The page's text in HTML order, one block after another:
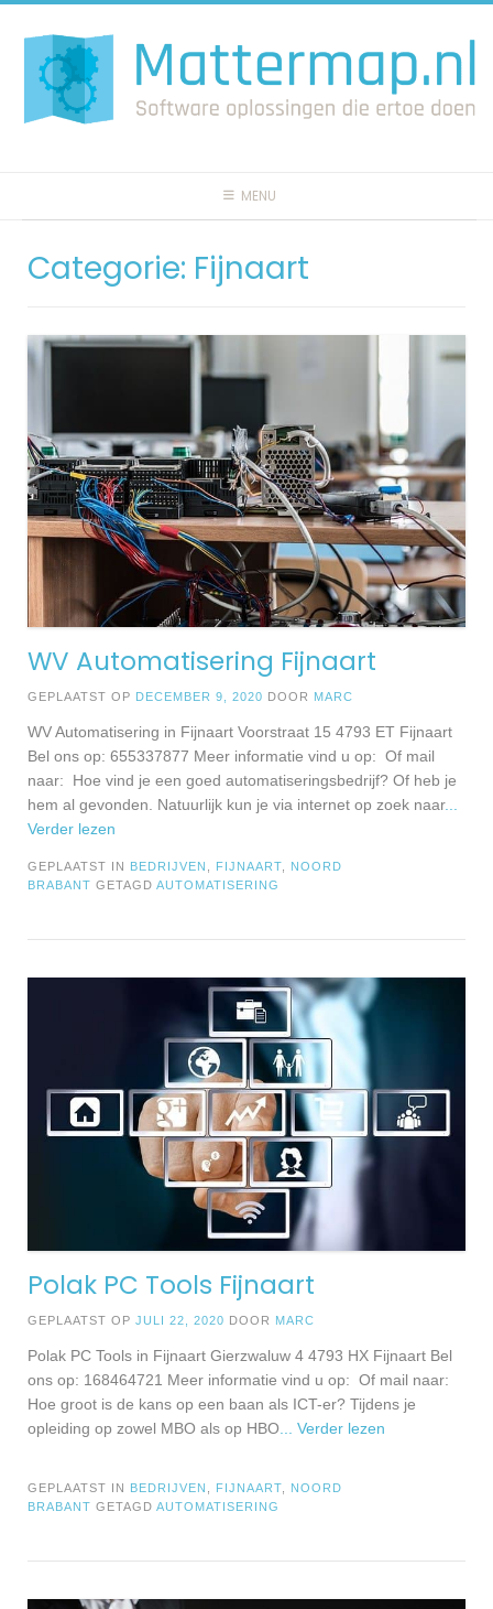
naar
inhoud
MENU
Categorie: Fijnaart
WV Automatisering Fijnaart
GEPLAATST OP DECEMBER 9, 2020 DOOR MARC
WV Automatisering in Fijnaart Voorstraat 15 4793 ET Fijnaart
Bel ons op: 655337877 Meer informatie vind u op: Of mail
naar: Hoe vind je een goed automatiseringsbedrijf? Of heb je
hem al gevonden. Natuurlijk kun je via internet op zoek naar...
Verder lezen
GEPLAATST IN BEDRIJVEN FIJNAART
NOORD
BRABANT GETAGD AUTOMATISERING
Polak PC Tools Fijnaart
GEPLAATST OP JULI 22, 2020 DOOR MARC
Polak PC Tools in Fijnaart Gierzwaluw 4 4793 HX Fijnaart Bel
ons op: 168464721 Meer informatie vind u op: Of mail naar:
Hoe groot is de kans op een baan als ICT-er? Tijdens je
opleiding op zowel MBO als op HBO... Verder lezen
GEPLAATST IN BEDRIJVEN , FIJNAART, NOORD
BRABANT GETAGD AUTOMATISERING